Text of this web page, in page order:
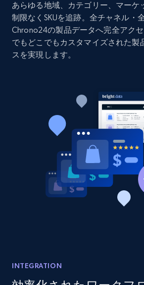
Home Depot US - Discover
specified UPC
URL, Domain, Country code,
Sku, Product id, Product name,
Home Depot US - Discovery
specific category URL
URL, Domain, Country code, Model
Sku, Product id, Product name,
and more.
Etsy
URL, Product id, Listing inventory
あらゆる地域、カテゴリー、マーケ
制限なくSKUを追跡。全チャネル・
Chrono24の製品データへ完全アク
でもどこでもカスタマイズされた製
スを実現します。
INTEGRATION